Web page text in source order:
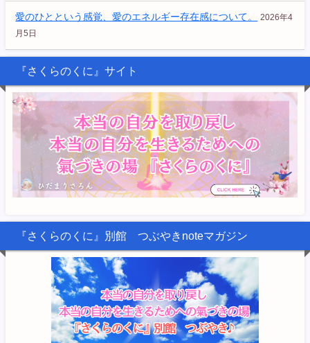
愛のひとという感覚、愛のエネルギー存在感について。
2026年4
月5日
『さくらのくに』サイト
『さくらのくに』別館 つぶやきnoteマガジン